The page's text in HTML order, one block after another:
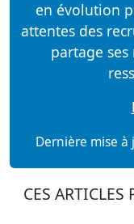
en évolution
attentes des
partage
Dernière mise à
CES